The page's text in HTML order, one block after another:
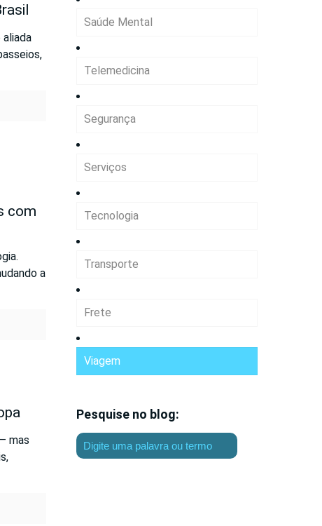
com
a
mas
Saúde Mental
Telemedicina
Segurança
Serviços
Tecnologia
Transporte
Frete
Viagem
Pesquise no blog: